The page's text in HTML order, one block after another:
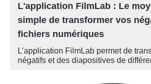
L'application FilmLab : Le
simple de transformer vos
fichiers numériques
L’application FilmLab permet de
négatifs et des diapositives de